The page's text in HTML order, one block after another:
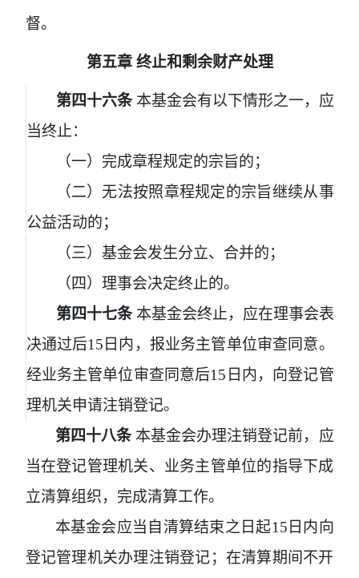
督。
第五章终止和剩余财产处理
第四十六条 本基金会有以下情形之一，应
当终止：
（一）完成章程规定的宗旨的；
（二）无法按照章程规定的宗旨继续从事
公益活动的；
（三）基金会发生分立、合并的；
（四）理事会决定终止的。
第四十七条 本基金会终止，应在理事会表
决通过后15 日内，报业务主管单位审查同意。
经业务主管单位审查同意后15 日内，向登记管
理机关申请注销登记。
第四十八条 本基金会办理注销登记前，应
当在登记管理机关、业务主管单位的指导下成
立清算组织，完成清算工作。
本基金会应当自清算结束之日起15 日内向
登记管理机关办理注销登记；在清算期间不开